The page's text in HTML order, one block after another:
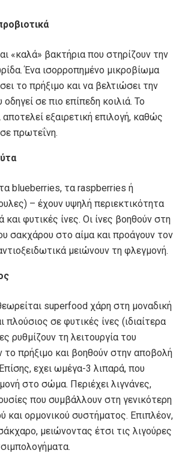
«καλά» βακτήρια που στηρίζουν την
Ένα ισορροπημένο μικροβίωμα
το πρήξιμο και να βελτιώσει την
σε πιο επίπεδη κοιλιά. Το
αποτελεί εξαιρετική επιλογή, καθώς
πρωτεΐνη.
blueberries, τα raspberries ή
– έχουν υψηλή περιεκτικότητα
και φυτικές ίνες. Οι ίνες βοηθούν στη
σακχάρου στο αίμα και προάγουν τον
μειώνουν τη φλεγμονή.
superfood χάρη στη μοναδική
πλούσιος σε φυτικές ίνες (ιδιαίτερα
ρυθμίζουν τη λειτουργία του
το πρήξιμο και βοηθούν στην αποβολή
εχει ωμέγα-3 λιπαρά, που
στο σώμα. Περιέχει λιγνάνες,
που συμβάλλουν στη γενικότερη
και ορμονικού συστήματος. Επιπλέον,
μειώνοντας έτσι τις λιγούρες